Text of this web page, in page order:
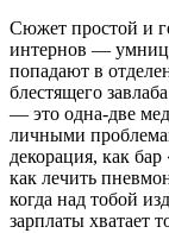
Сюжет простой и
интернов —
попадают в
блестящего
— это одна-две
личными
декорация, как
как лечить
когда над тобой
зарплаты хватает